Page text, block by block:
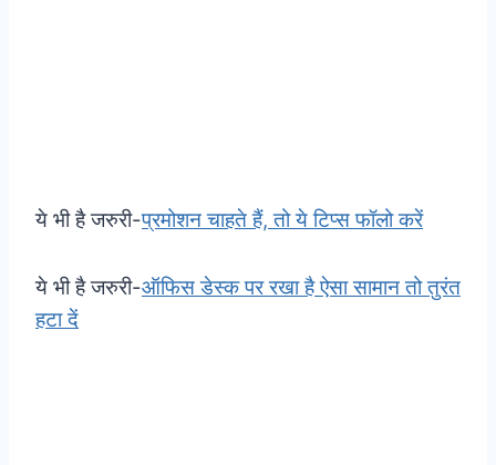
ये भी है जरुरी-प्रमोशन चाहते हैं, तो ये टिप्स फॉलो करें
ये भी है जरुरी-ऑफिस डेस्क पर रखा है ऐसा सामान तो तुरंत
हटा दें